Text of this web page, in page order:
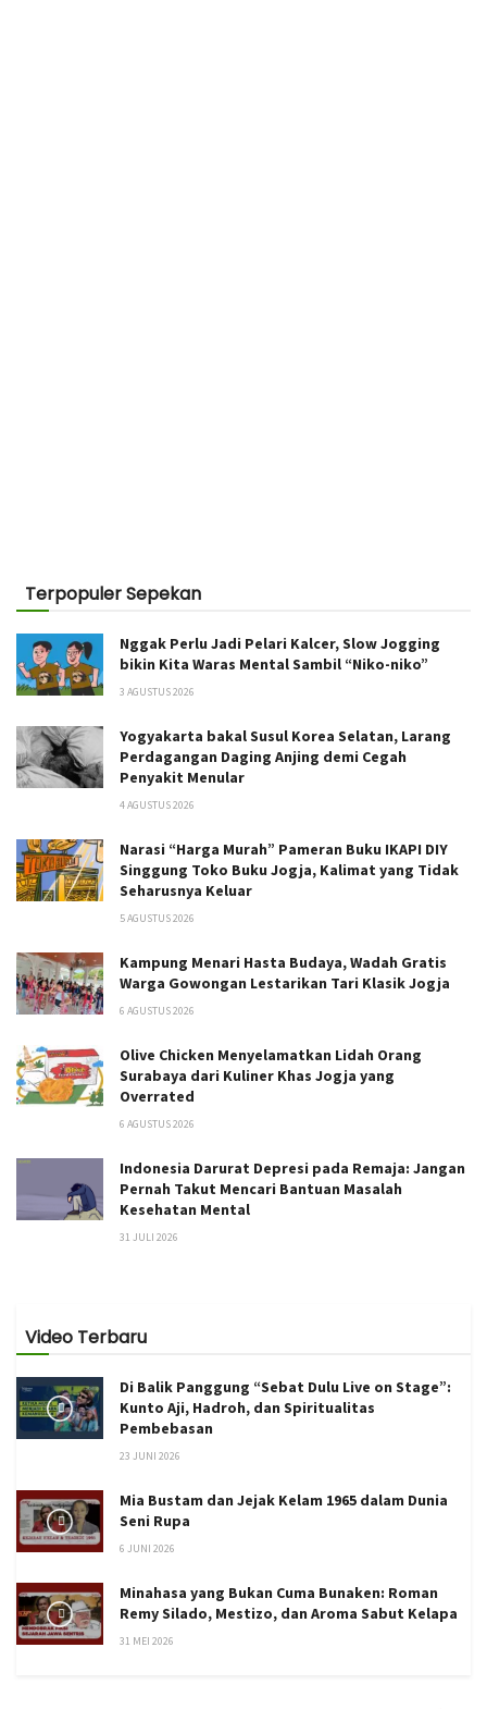
Terpopuler Sepekan
Nggak Perlu Jadi Pelari Kalcer, Slow Jogging
bikin Kita Waras Mental Sambil “Niko-niko”
3 AGUSTUS 2026
Yogyakarta bakal Susul Korea Selatan, Larang
Perdagangan Daging Anjing demi Cegah
Penyakit Menular
4 AGUSTUS 2026
Narasi “Harga Murah” Pameran Buku IKAPI DIY
Singgung Toko Buku Jogja, Kalimat yang Tidak
Seharusnya Keluar
5 AGUSTUS 2026
Kampung Menari Hasta Budaya, Wadah Gratis
Warga Gowongan Lestarikan Tari Klasik Jogja
6 AGUSTUS 2026
Olive Chicken Menyelamatkan Lidah Orang
Surabaya dari Kuliner Khas Jogja yang
Overrated
6 AGUSTUS 2026
Indonesia Darurat Depresi pada Remaja: Jangan
Pernah Takut Mencari Bantuan Masalah
Kesehatan Mental
31 JULI 2026
Video Terbaru
Di Balik Panggung “Sebat Dulu Live on Stage”:
Kunto Aji, Hadroh, dan Spiritualitas
Pembebasan
23 JUNI 2026
Mia Bustam dan Jejak Kelam 1965 dalam Dunia
Seni Rupa
6 JUNI 2026
Minahasa yang Bukan Cuma Bunaken: Roman
Remy Silado, Mestizo, dan Aroma Sabut Kelapa
31 MEI 2026